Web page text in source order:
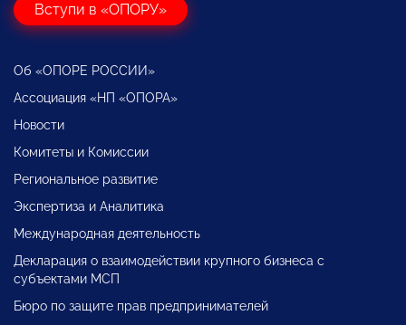
Вступи в «ОПОРУ»
Об «ОПОРЕ РОССИИ»
Ассоциация «НП «ОПОРА»
Новости
Комитеты и Комиссии
Региональное развитие
Экспертиза и Аналитика
Международная деятельность
Декларация о взаимодействии крупного бизнеса с
субъектами МСП
Бюро по защите прав предпринимателей